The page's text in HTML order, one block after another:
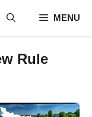
MENU
Rule